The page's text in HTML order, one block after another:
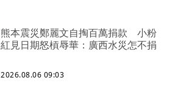
熊本震災鄭麗文自掏百萬捐款 小粉
紅見日期怒槓辱華：廣西水災怎不捐
2026.08.06 09:03